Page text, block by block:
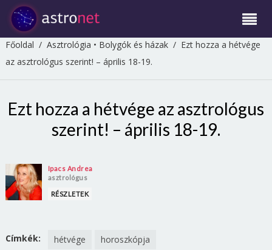
Főoldal / Asztrológia • Bolygók és házak/ Ezt hozza a hétvége
az asztrológus szerint! – április 18-19.
Ezt hozza a hétvége az asztrológus
szerint! – április 18-19.
Ipacs Andrea
asztrológus
RÉSZLETEK
Címkék: hétvége horoszkópja